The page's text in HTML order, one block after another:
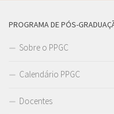
PROGRAMA DE PÓS-
Sobre o PPGC
Calendário PPGC
Docentes